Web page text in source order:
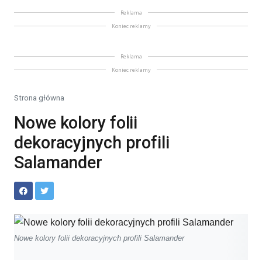
Reklama
Koniec reklamy
Reklama
Koniec reklamy
Strona główna
Nowe kolory folii
dekoracyjnych profili
Salamander
Nowe kolory folii dekoracyjnych profili Salamander